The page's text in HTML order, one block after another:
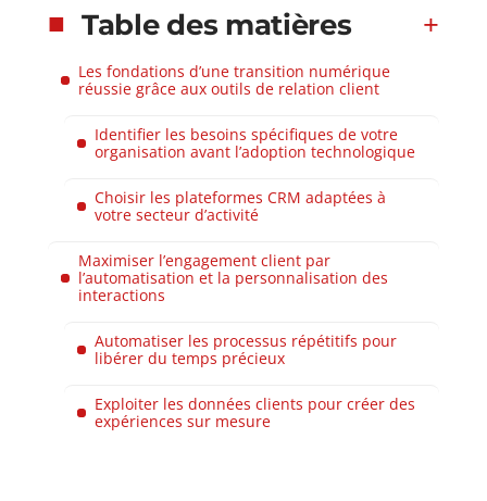
Table des matières
Les fondations d’une transition numérique
réussie grâce aux outils de relation client
Identifier les besoins spécifiques de votre
organisation avant l’adoption technologique
Choisir les plateformes CRM adaptées à
votre secteur d’activité
Maximiser l’engagement client par
l’automatisation et la personnalisation des
interactions
Automatiser les processus répétitifs pour
libérer du temps précieux
Exploiter les données clients pour créer des
expériences sur mesure